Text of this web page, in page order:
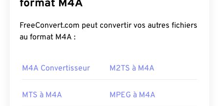
offrent une meilleure qualité que les fichiersMP3,
avec lesquels ils partagent le plus de similitudes,
Comment ouvrir un fichier M4A ?
Les fichiers M4A s'ouvrent dans la plupart des
format M4A
FreeConvert.com peut convertir vos autres fichiers
au format M4A :
M4A Convertisseur M2TS à M4A
MTS à M4A MPEG à M4A